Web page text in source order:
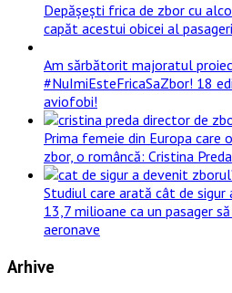
Depășești frica de zbor cu
capăt acestui obicei al
Am sărbătorit majoratul
#NuImiEsteFricaSaZbor! 18
aviofobi!
Prima femeie din Europa care
zbor, o româncă: Cristina Preda
Studiul care arată cât de
13,7 milioane ca un pasager
aeronave
Arhive